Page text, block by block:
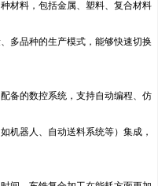
材料，包括金属、塑料、复合材料
多品种的生产模式，能够快速切换
备的数控系统，支持自动编程、仿
机器人、自动送料系统等）集成，